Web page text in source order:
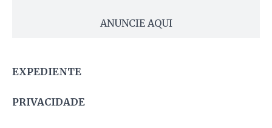
ANUNCIE AQUI
EXPEDIENTE
PRIVACIDADE